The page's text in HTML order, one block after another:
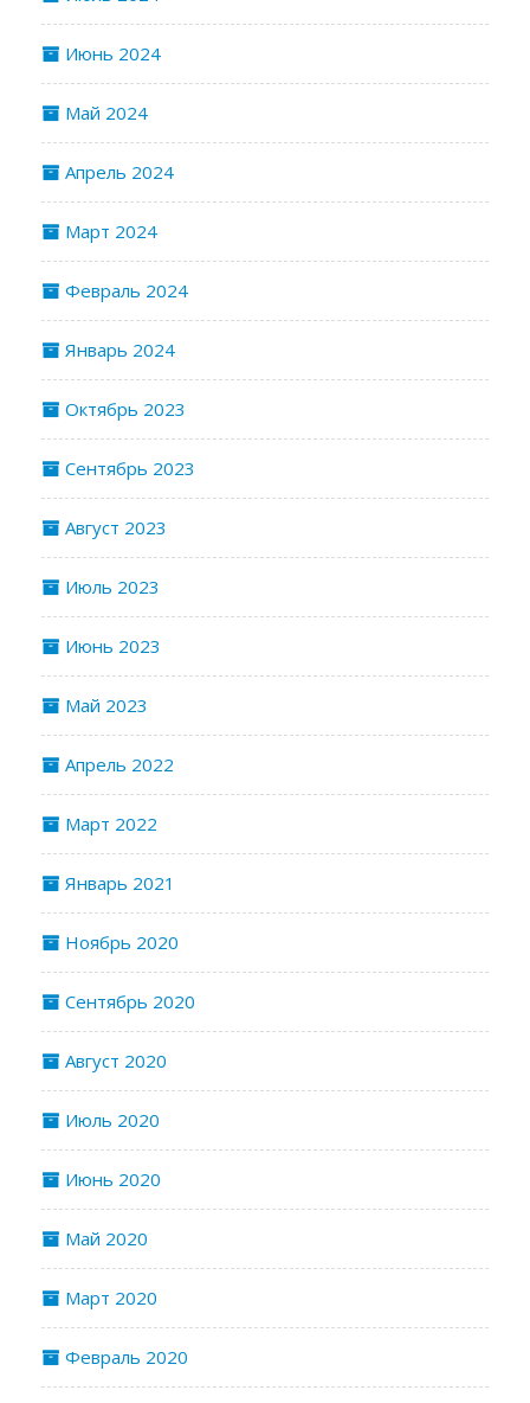
Июнь 2024
Май 2024
Апрель 2024
Март 2024
Февраль 2024
Январь 2024
Октябрь 2023
Сентябрь 2023
Август 2023
Июль 2023
Июнь 2023
Май 2023
Апрель 2022
Март 2022
Январь 2021
Ноябрь 2020
Сентябрь 2020
Август 2020
Июль 2020
Июнь 2020
Май 2020
Март 2020
Февраль 2020